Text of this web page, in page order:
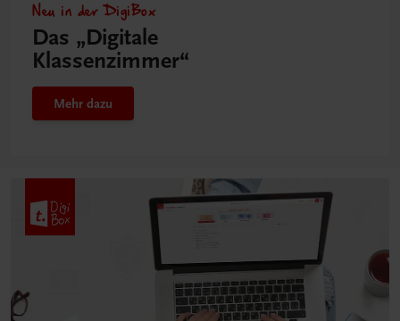
Neu in der DigiBox
Das „Digitale
Klassenzimmer“
Mehr dazu